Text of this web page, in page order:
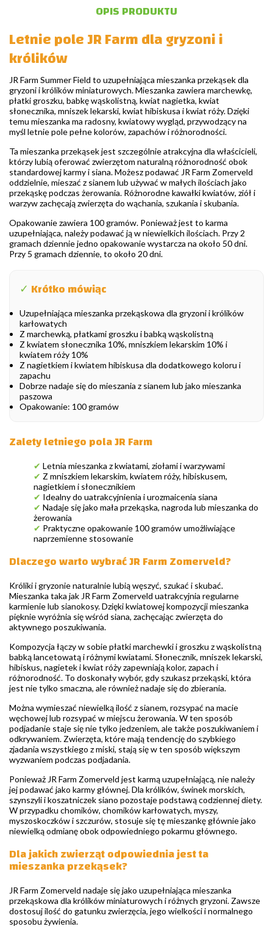
OPIS PRODUKTU
Letnie pole JR Farm dla gryzoni i
królików
JR Farm Summer Field to uzupełniająca mieszanka przekąsek dla
gryzoni i królików miniaturowych. Mieszanka zawiera marchewkę,
płatki groszku, babkę wąskolistną, kwiat nagietka, kwiat
słonecznika, mniszek lekarski, kwiat hibiskusa i kwiat róży. Dzięki
temu mieszanka ma radosny, kwiatowy wygląd, przywodzący na
myśl letnie pole pełne kolorów, zapachów i różnorodności.
Ta mieszanka przekąsek jest szczególnie atrakcyjna dla właścicieli,
którzy lubią oferować zwierzętom naturalną różnorodność obok
standardowej karmy i siana. Możesz podawać JR Farm Zomerveld
oddzielnie, mieszać z sianem lub używać w małych ilościach jako
przekąskę podczas żerowania. Różnorodne kawałki kwiatów, ziół i
warzyw zachęcają zwierzęta do wąchania, szukania i skubania.
Opakowanie zawiera 100 gramów. Ponieważ jest to karma
uzupełniająca, należy podawać ją w niewielkich ilościach. Przy 2
gramach dziennie jedno opakowanie wystarcza na około 50 dni.
Przy 5 gramach dziennie, to około 20 dni.
✓ Krótko mówiąc
Uzupełniająca mieszanka przekąskowa dla gryzoni i królików
karłowatych
Z marchewką, płatkami groszku i babką wąskolistną
Z kwiatem słonecznika 10%, mniszkiem lekarskim 10% i
kwiatem róży 10%
Z nagietkiem i kwiatem hibiskusa dla dodatkowego koloru i
zapachu
Dobrze nadaje się do mieszania z sianem lub jako mieszanka
paszowa
Opakowanie: 100 gramów
Zalety letniego pola JR Farm
✔ Letnia mieszanka z kwiatami, ziołami i warzywami
✔ Z mniszkiem lekarskim, kwiatem róży, hibiskusem,
nagietkiem i słonecznikiem
✔ Idealny do uatrakcyjnienia i urozmaicenia siana
✔ Nadaje się jako mała przekąska, nagroda lub mieszanka do
żerowania
✔ Praktyczne opakowanie 100 gramów umożliwiające
naprzemienne stosowanie
Dlaczego warto wybrać JR Farm Zomerveld?
Króliki i gryzonie naturalnie lubią węszyć, szukać i skubać.
Mieszanka taka jak JR Farm Zomerveld uatrakcyjnia regularne
karmienie lub sianokosy. Dzięki kwiatowej kompozycji mieszanka
pięknie wyróżnia się wśród siana, zachęcając zwierzęta do
aktywnego poszukiwania.
Kompozycja łączy w sobie płatki marchewki i groszku z wąskolistną
babką lancetowatą i różnymi kwiatami. Słonecznik, mniszek lekarski,
hibiskus, nagietek i kwiat róży zapewniają kolor, zapach i
różnorodność. To doskonały wybór, gdy szukasz przekąski, która
jest nie tylko smaczna, ale również nadaje się do zbierania.
Można wymieszać niewielką ilość z sianem, rozsypać na macie
węchowej lub rozsypać w miejscu żerowania. W ten sposób
podjadanie staje się nie tylko jedzeniem, ale także poszukiwaniem i
odkrywaniem. Zwierzęta, które mają tendencję do szybkiego
zjadania wszystkiego z miski, stają się w ten sposób większym
wyzwaniem podczas podjadania.
Ponieważ JR Farm Zomerveld jest karmą uzupełniającą, nie należy
jej podawać jako karmy głównej. Dla królików, świnek morskich,
szynszyli i koszatniczek siano pozostaje podstawą codziennej diety.
W przypadku chomików, chomików karłowatych, myszy,
myszoskoczków i szczurów, stosuje się tę mieszankę głównie jako
niewielką odmianę obok odpowiedniego pokarmu głównego.
Dla jakich zwierząt odpowiednia jest ta
mieszanka przekąsek?
JR Farm Zomerveld nadaje się jako uzupełniająca mieszanka
przekąskowa dla królików miniaturowych i różnych gryzoni. Zawsze
dostosuj ilość do gatunku zwierzęcia, jego wielkości i normalnego
sposobu żywienia.